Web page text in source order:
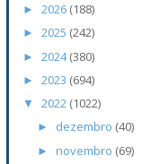
►2026 (188)
►2025 (242)
►2024(380)
►2023 (694)
▼2022 (1022)
► dezembro (40)
► novembro (69)